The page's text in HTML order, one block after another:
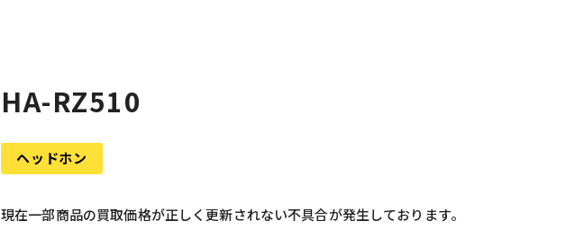
HA-RZ510
ヘッドホン
現在一部商品の買取価格が正しく更新されない不具合が発生しております。